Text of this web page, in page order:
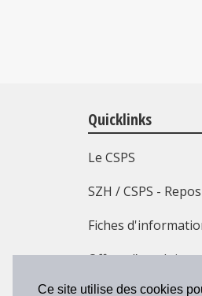
Ce site utilise des cookies
Quicklinks
Le CSPS
SZH / CSPS -
Fiches
Offres d’emploi